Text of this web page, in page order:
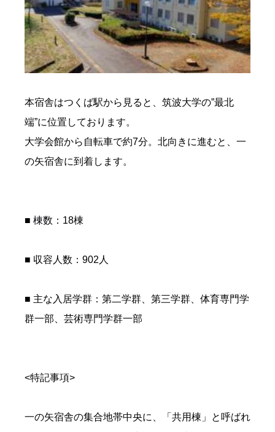
本宿舎はつくば駅から見ると、筑波大学の”最北
端”に位置しております。
大学会館から自転車で約7分。北向きに進むと、一
の矢宿舎に到着します。
■ 棟数：18棟
■ 収容人数：902人
■ 主な入居学群：第二学群、第三学群、体育専門学
群一部、芸術専門学群一部
<特記事項>
一の矢宿舎の集合地帯中央に、「共用棟」と呼ばれ